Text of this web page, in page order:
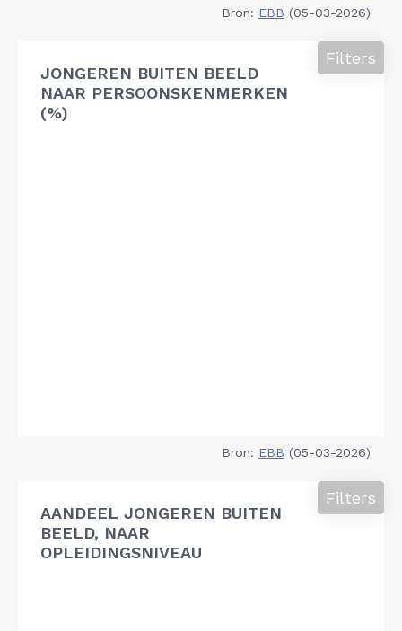
Bron: EBB (05-03-2026)
JONGEREN BUITEN BEELD
NAAR PERSOONSKENMERKEN
(%)
Filters
Bron: EBB (05-03-2026)
AANDEEL JONGEREN BUITEN
BEELD, NAAR
OPLEIDINGSNIVEAU
Filters